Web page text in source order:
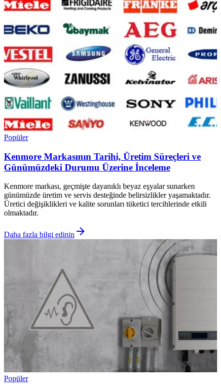
Popüler
Kenmore Markasının Tarihi, Üretim Süreçleri ve
Günümüzdeki Durumu Üzerine İnceleme
Kenmore markası, geçmişte dayanıklı beyaz eşyalar sunarken
günümüzde üretim ve servis desteğinde belirsizlikler yaşamaktadır.
Üretici değişiklikleri ve kalite sorunları tüketici tercihlerinde etkili
olmaktadır.
Daha fazla bilgi edinin
Popüler